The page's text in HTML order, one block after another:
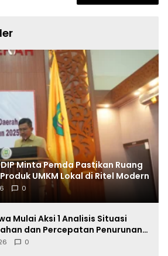
Minta Pemda Pastikan Ruang
UMKM Lokal di Ritel Modern
0
Mulai Aksi 1 Analisis Situasi
dan Percepatan Penurunan
Tahun 2026
0